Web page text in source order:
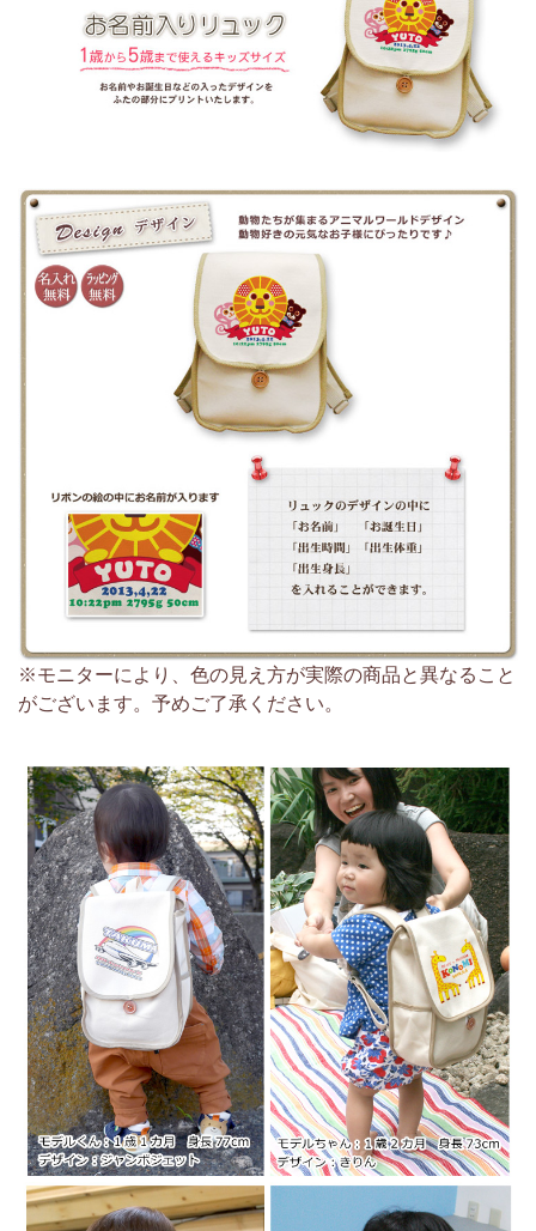
※モニターにより、色の見え方が実際の商品と異なること
がございます。予めご了承ください。